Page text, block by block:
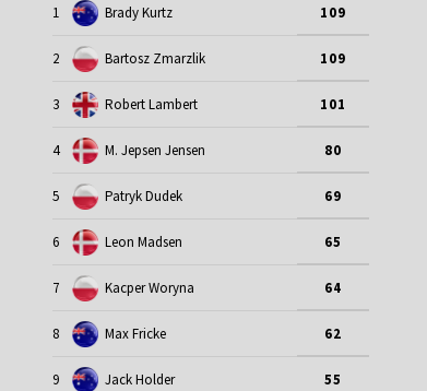
1 Brady Kurtz 109
2 Bartosz Zmarzlik 109
3 Robert Lambert 101
4 M. Jepsen Jensen 80
5 Patryk Dudek 69
6 Leon Madsen 65
7 Kacper Woryna 64
8 Max Fricke 62
9 Jack Holder 55